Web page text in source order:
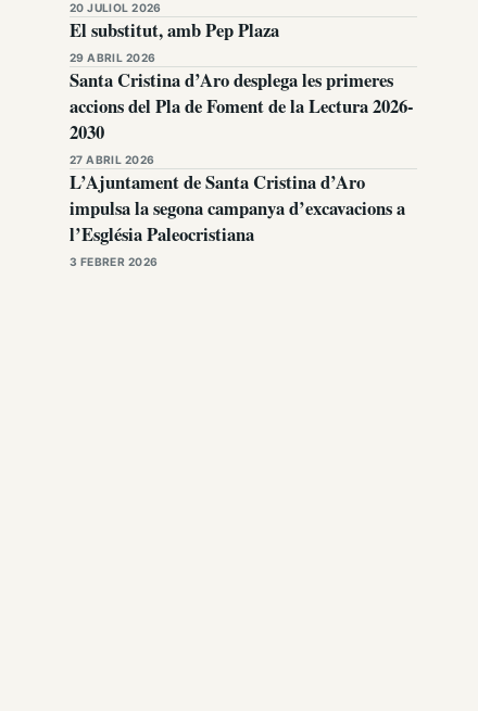
20 JULIOL 2026
El substitut, amb Pep Plaza
29 ABRIL 2026
Santa Cristina d’Aro desplega les primeres
accions del Pla de Foment de la Lectura 2026-
2030
27 ABRIL 2026
L’Ajuntament de Santa Cristina d’Aro
impulsa la segona campanya d’excavacions a
l’Església Paleocristiana
3 FEBRER 2026